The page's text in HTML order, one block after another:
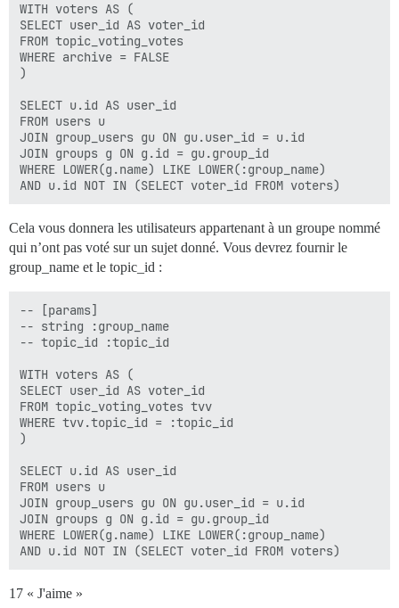
WITH voters AS (
SELECT user_id AS voter_id
FROM topic_voting_votes
WHERE archive = FALSE
)
SELECT u.id AS user_id
FROM users u
JOIN group_users gu ON gu.user_id = u.id
JOIN groups g ON g.id = gu.group_id
WHERE LOWER(g.name) LIKE LOWER(:group_name)
Cela vous donnera les utilisateurs appartenant à un groupe nommé
qui n’ont pas voté sur un sujet donné. Vous devrez fournir le
group_name et le topic_id :
-- [params]
-- string :group_name
-- topic_id :topic_id
WITH voters AS (
SELECT user_id AS voter_id
FROM topic_voting_votes tvv
WHERE tvv.topic_id = :topic_id
)
SELECT u.id AS user_id
FROM users u
JOIN group_users gu ON gu.user_id = u.id
JOIN groups g ON g.id = gu.group_id
WHERE LOWER(g.name) LIKE LOWER(:group_name)
17 « J'aime »